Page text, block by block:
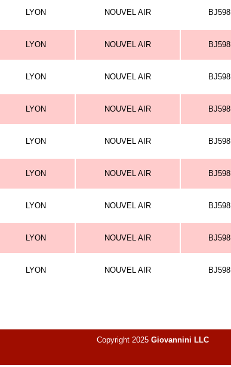
LYON NOUVEL AIR BJ598
LYON NOUVEL AIR BJ598
LYON NOUVEL AIR BJ598
LYON NOUVEL AIR BJ598
LYON NOUVEL AIR BJ598
LYON NOUVEL AIR BJ598
LYON NOUVEL AIR BJ598
LYON NOUVEL AIR BJ598
LYON NOUVEL AIR BJ598
Copyright 2025 Giovannini LLC